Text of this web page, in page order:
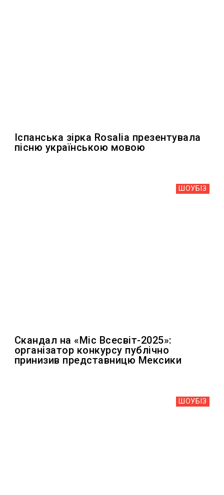
Іспанська зірка Rosalia презентувала
пісню українською мовою
ШОУБIЗ
Скандал на «Міс Всесвіт-2025»:
організатор конкурсу публічно
принизив представницю Мексики
ШОУБIЗ